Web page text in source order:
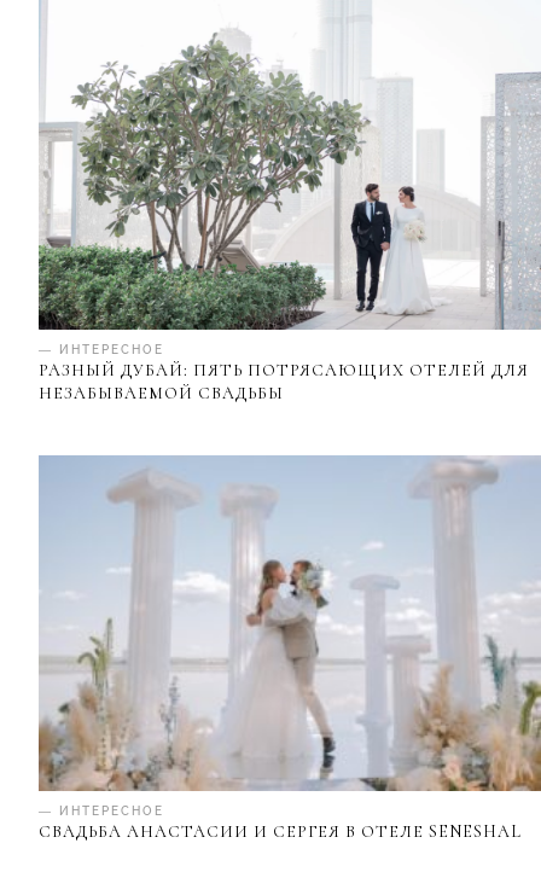
— ИНТЕРЕСНОЕ
РАЗНЫЙ ДУБАЙ: ПЯТЬ ПОТРЯСАЮЩИХ ОТЕЛЕЙ ДЛЯ
НЕЗАБЫВАЕМОЙ СВАДЬБЫ
— ИНТЕРЕСНОЕ
СВАДЬБА АНАСТАСИИ И СЕРГЕЯ В ОТЕЛЕ SENESHAL